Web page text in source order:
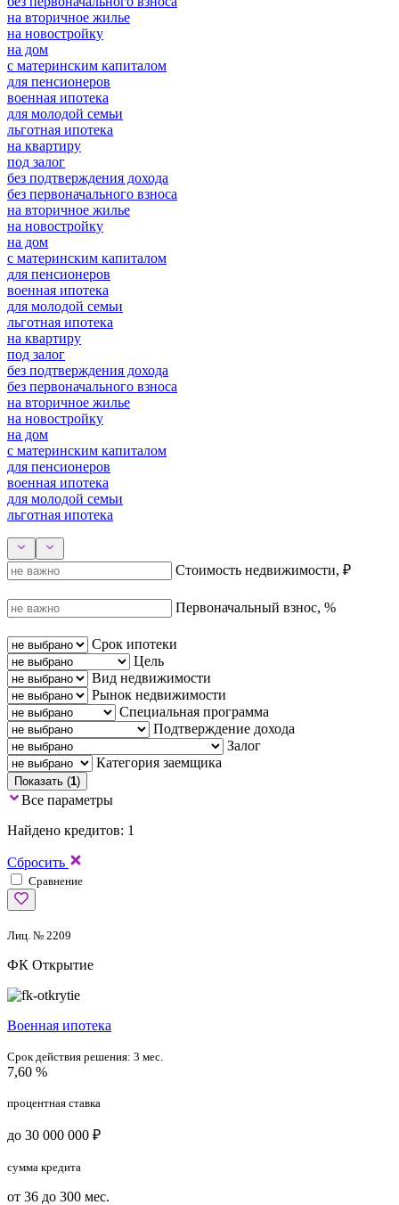
на вторичное жилье
на новостройку
на дом
с материнским капиталом
для пенсионеров
военная ипотека
для молодой семьи
льготная ипотека
на квартиру
под залог
без подтверждения дохода
без первоначального взноса
на вторичное жилье
на новостройку
на дом
с материнским капиталом
для пенсионеров
военная ипотека
для молодой семьи
льготная ипотека
на квартиру
под залог
без подтверждения дохода
без первоначального взноса
на вторичное жилье
на новостройку
на дом
с материнским капиталом
для пенсионеров
военная ипотека
для молодой семьи
льготная ипотека
Стоимость недвижимости, ₽
Первоначальный взнос, %
Срок ипотеки
Цель
Вид недвижимости
Рынок недвижимости
Специальная программа
Подтверждение дохода
Залог
Категория заемщика
Показать (1)
Все параметры
Найдено кредитов: 1
Сбросить
Сравнение
Лиц. № 2209
ФК Открытие
Военная ипотека
Срок действия решения: 3 мес.
7,60 %
процентная ставка
до 30 000 000 ₽
сумма кредита
от 36 до 300 мес.